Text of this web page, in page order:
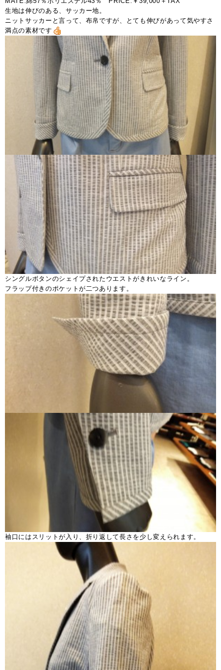
生地は伸びのある、サッカー地。
ニットサッカーと言って、布帛ですが、とても伸びがあって気やすさ
満点の素材です
シングルボタンのシェイプされたウエストがきれいなライン。
フラップ付きのポケットが二つあります。
袖口にはスリットが入り、折り返して長さを少し変えられます。